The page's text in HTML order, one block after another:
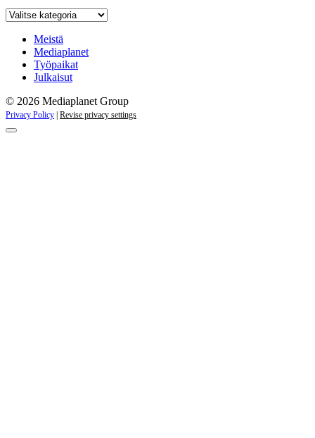
Kategoriat
Meistä
Mediaplanet
Työpaikat
Julkaisut
© 2026 Mediaplanet Group
Privacy Policy | Revise privacy settings